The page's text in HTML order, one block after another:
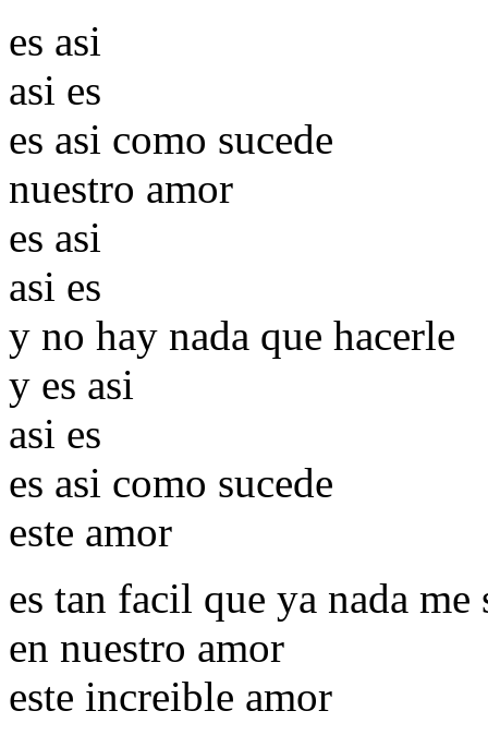
es asi
asi es
es asi como sucede
nuestro amor
es asi
asi es
y no hay nada que hacerle
y es asi
asi es
es asi como sucede
este amor
es tan facil que ya nada me
en nuestro amor
este increible amor